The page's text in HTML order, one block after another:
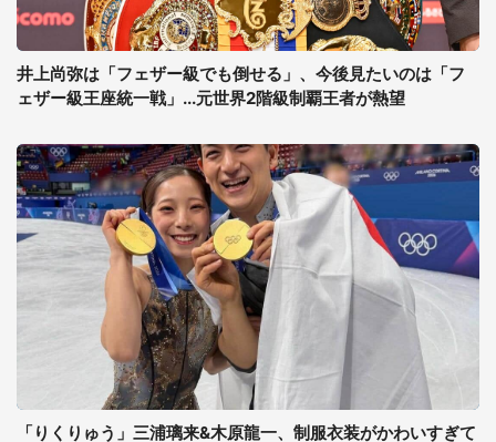
井上尚弥は「フェザー級でも倒せる」、今後見たいのは「フ
ェザー級王座統一戦」...元世界2階級制覇王者が熱望
「りくりゅう」三浦璃来&木原龍一、制服衣装がかわいすぎて